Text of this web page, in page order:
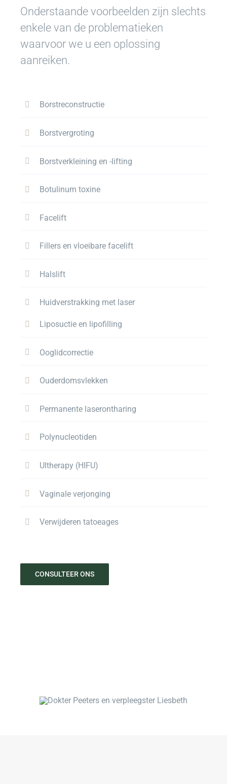
Onderstaande voorbeelden zijn slechts
enkele van de problematieken
waarvoor we u een oplossing
aanreiken.
Borstreconstructie
Borstvergroting
Borstverkleining en -lifting
Botulinum toxine
Facelift
Fillers en vloeibare facelift
Halslift
Huidverstrakking met laser
Liposuctie en lipofilling
Ooglidcorrectie
Ouderdomsvlekken
Permanente laserontharing
Polynucleotiden
Ultherapy (HIFU)
Vaginale verjonging
Verwijderen tatoeages
CONSULTEER ONS